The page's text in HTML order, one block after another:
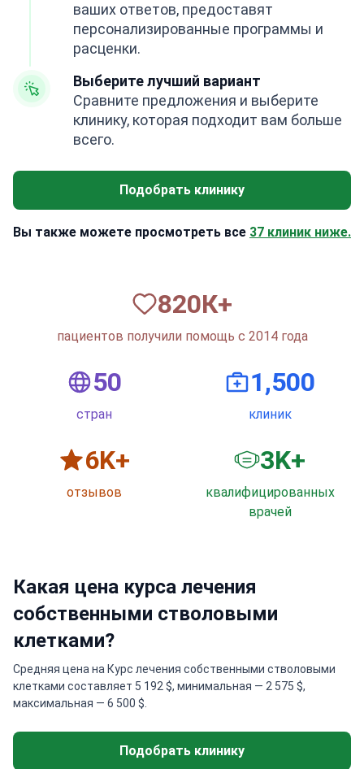
ваших ответов, предоставят
персонализированные программы и
расценки.
Выберите лучший вариант
Сравните предложения и выберите
клинику, которая подходит вам больше
всего.
Подобрать клинику
Вы также можете просмотреть все 37 клиник ниже.
820К+
пациентов получили помощь с 2014 года
50
стран
1,500
клиник
6K+
отзывов
3K+
квалифицированных
врачей
Какая цена курса лечения
собственными стволовыми
клетками?
Средняя цена на Курс лечения собственными стволовыми
клетками составляет 5 192 $, минимальная — 2 575 $,
максимальная — 6 500 $.
Подобрать клинику